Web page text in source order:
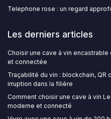
Telephone rose : un regard
Les derniers articles
Choisir une cave à vin
et connectée
Traçabilité du vin : blockchain,
irruption dans la filière
Comment choisir une cave à vin
moderne et connecté